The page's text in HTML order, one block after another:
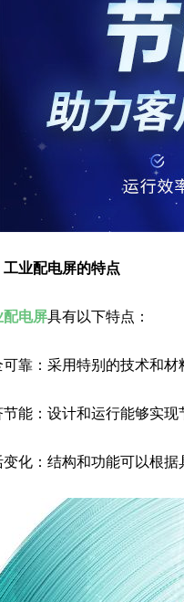
工业配电屏的特点
配电屏具有以下特点：
靠：采用特别的技术和材
能：设计和运行能够实现
变化：结构和功能可以根据